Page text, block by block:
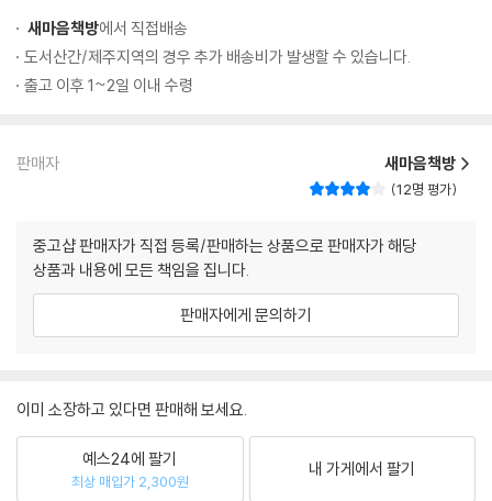
새마음책방에서 직접배송
도서산간/제주지역의 경우 추가 배송비가 발생할 수 있습니다.
출고 이후 1~2일 이내 수령
판매자 새마음책방
12명 평가
중고샵 판매자가 직접 등록/판매하는 상품으로 판매자가 해당
상품과 내용에 모든 책임을 집니다.
판매자에게 문의하기
이미 소장하고 있다면 판매해 보세요.
예스24에 팔기
최상 매입가 2,300원
내 가게에서 팔기